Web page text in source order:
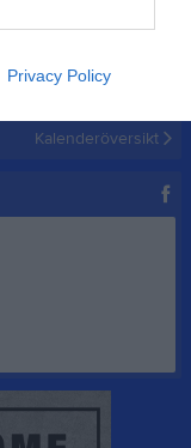
Privacy Policy
17 aug, 15:00
Kalenderöversikt